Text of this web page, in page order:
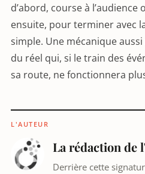
d’abord, course à
ensuite, pour terminer avec
simple. Une mécanique
du réel qui, si le train des
sa route, ne fonctionnera
L'AUTEUR
La rédaction de
Derrière cette